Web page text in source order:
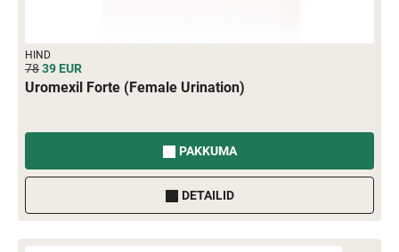
HIND
7839EUR
Uromexil Forte (Female Urination)
PAKKUMA
DETAILID